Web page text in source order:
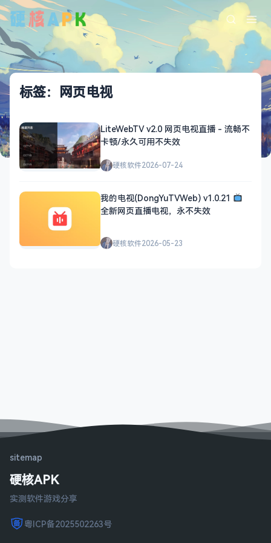
标签：网页电视
LiteWebTV v2.0 网页电视直播 - 流畅不
卡顿/永久可用不失效
硬核软件2026-07-24
我的电视(DongYuTVWeb) v1.0.21
全新网页直播电视，永不失效
硬核软件2026-05-23
sitemap
硬核APK
实测软件游戏分享
粤ICP备2025502263号